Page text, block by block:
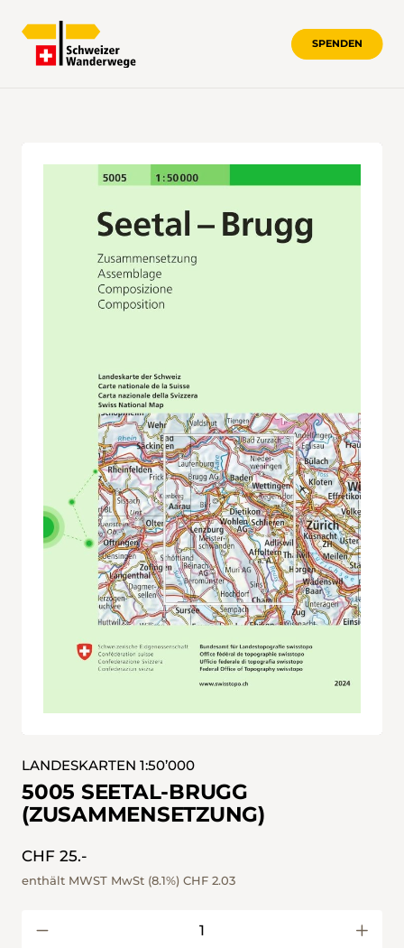
SPENDEN
LANDESKARTEN 1:50’000
5005 SEETAL-BRUGG
(ZUSAMMENSETZUNG)
CHF 25.-
enthält MWST MwSt (8.1%) CHF 2.03